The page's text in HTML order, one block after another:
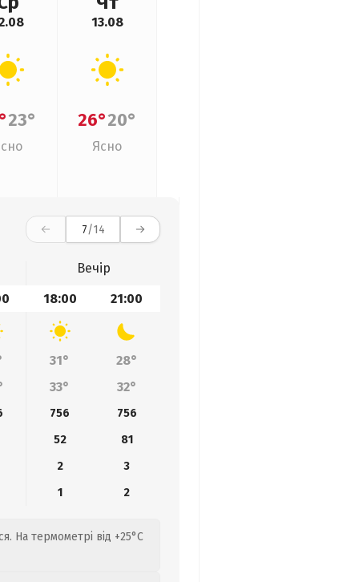
23°
13.08
26°20°
Ясно
7/14
Вечір
18:00 21:00
31°
28°
33° 32°
756
756
52
81
2
3
1
2
На термометрі від +25°C